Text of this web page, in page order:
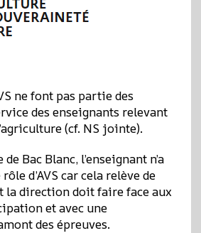
ne font pas partie des
des enseignants relevant
(cf. NS jointe).
Bac Blanc, l’enseignant n’a
d’AVS car cela relève de
la direction doit faire face aux
et avec une
des épreuves.